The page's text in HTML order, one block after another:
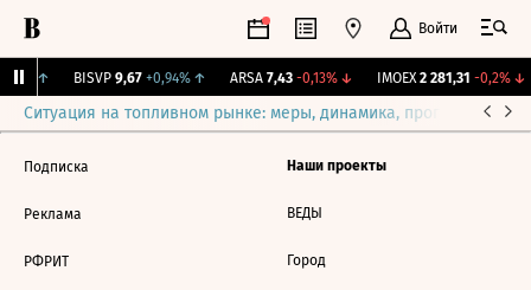
Войти
↑ BISVP 9,67 +0,94%↑ ARSA 7,43 -0,13%↓ IMOEX 2 281,31 -0,2%↓
Ситуация на топливном рынке: меры, динамика, прогнозы
Подписка
Реклама
РФРИТ
Наши проекты
ВЕДЫ
Город